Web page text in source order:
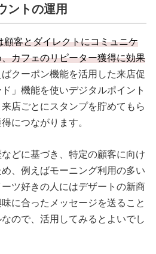
ントの運用
顧客とダイレクトにコミュニケ
カフェのリピーター獲得に効果
クーポン機能を活用した来店促
」機能を使いデジタルポイント
店ごとにスタンプを貯めてもら
につながります。
どに基づき、特定の顧客に向け
、例えばモーニング利用の多い
ツ好きの人にはデザートの新商
に合ったメッセージを送ること
ので、活用してみるとよいでし